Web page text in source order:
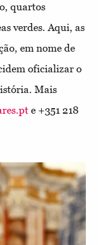
quartos
verdes. Aqui, as
em nome de
oficializar o
Mais
e +351 218